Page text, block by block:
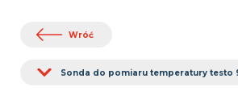
Wróć
Sonda do pomiaru temperatury testo